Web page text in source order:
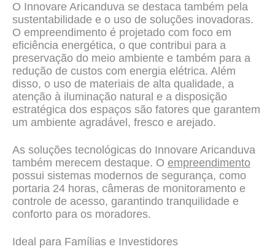
O Innovare Aricanduva se destaca também pela
sustentabilidade e o uso de soluções inovadoras.
O empreendimento é projetado com foco em
eficiência energética, o que contribui para a
preservação do meio ambiente e também para a
redução de custos com energia elétrica. Além
disso, o uso de materiais de alta qualidade, a
atenção à iluminação natural e a disposição
estratégica dos espaços são fatores que garantem
um ambiente agradável, fresco e arejado.
As soluções tecnológicas do Innovare Aricanduva
também merecem destaque. O empreendimento
possui sistemas modernos de segurança, como
portaria 24 horas, câmeras de monitoramento e
controle de acesso, garantindo tranquilidade e
conforto para os moradores.
Ideal para Famílias e Investidores